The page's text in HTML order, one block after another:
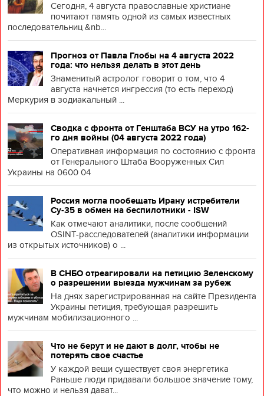
Сегодня, 4 августа православные христиане
почитают память одной из самых известных
последовательниц &nb...
Прогноз от Павла Глобы на 4 августа 2022
года: что нельзя делать в этот день
Знаменитый астролог говорит о том, что 4
августа начнется ингрессия (то есть переход)
Меркурия в зодиакальный ...
Сводка с фронта от Генштаба ВСУ на утро 162-
го дня войны (04 августа 2022 года)
Оперативная информация по состоянию с фронта
от Генерального Штаба Вооруженных Сил
Украины на 0600 04
Россия могла пообещать Ирану истребители
Су-35 в обмен на беспилотники - ISW
Как отмечают аналитики, после сообщений
OSINT-расследователей (аналитики информации
из открытых источников) о ...
В СНБО отреагировали на петицию Зеленскому
о разрешении выезда мужчинам за рубеж
На днях зарегистрированная на сайте Президента
Украины петиция, требующая разрешить
мужчинам мобилизационного ...
Что не берут и не дают в долг, чтобы не
потерять свое счастье
У каждой вещи существует своя энергетика
Раньше люди придавали большое значение тому,
что можно и нельзя дават...